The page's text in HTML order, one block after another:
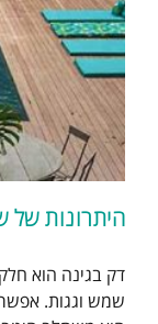
היתרונות של
דק בגינה הוא
שמש וגגות. אפשר